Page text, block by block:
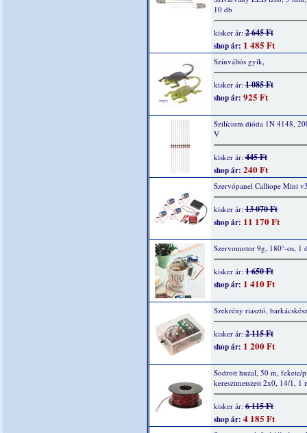
10 db
kisker ár:2 645 Ft
shop ár: 1 485 Ft
Színváltós gyík,
kisker ár:1 085 Ft
shop ár: 925 Ft
Szilícium dióda 1N 4148,
V
kisker ár:445 Ft
shop ár: 240 Ft
Szervópanel Calliope Mini
kisker ár:13 070 Ft
shop ár: 11 170 Ft
Szervomotor 9g, 180°-os, 1
kisker ár:1 650 Ft
shop ár: 1 410 Ft
Szekrény riasztó,
kisker ár:2 115 Ft
shop ár: 1 200 Ft
Sodrott huzal, 50 m, fekete/
keresztmetszett 2x0, 14/1, 1
kisker ár:6 115 Ft
shop ár: 4 185 Ft